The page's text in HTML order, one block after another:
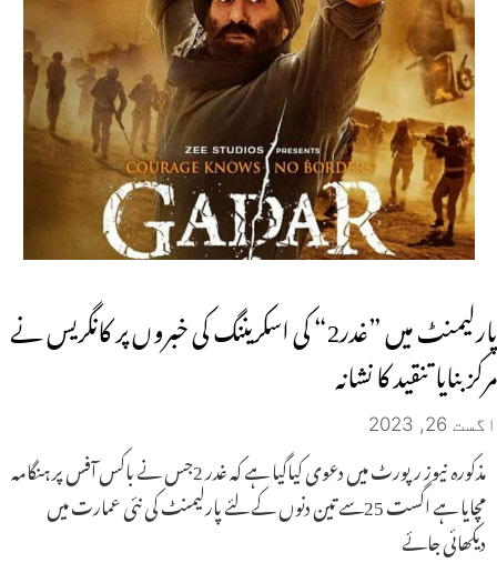
پارلیمنٹ میں ”غدر2“ کی اسکریننگ کی خبروں پر کانگریس نے
مرکز بنایا تنقید کا نشانہ
اگست 26, 2023
مذکورہ نیوز رپورٹ میں دعوی کیاگیا ہے کہ غدر 2جس نے باکس آفس پر ہنگامہ
مچایا ہے اگست 25سے تین دنوں کے لئے پارلیمنٹ کی نئی عمارت میں
دیکھائی جائے